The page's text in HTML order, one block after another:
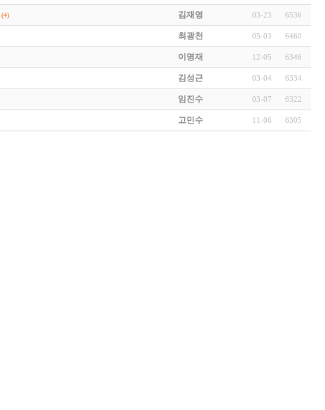
(4) 김재영 03-23 6536
최광천 05-03 6460
이명재 12-05 6346
김성근 03-04 6334
임진수 03-07 6322
고민수 11-06 6305